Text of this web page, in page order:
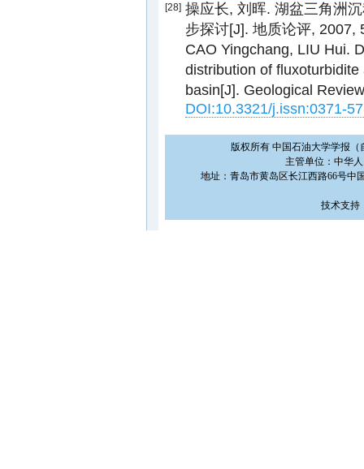
[28] 操应长, 刘晖. 湖盆三角洲
步探讨[J]. 地质论评, 2007,
CAO Yingchang, LIU Hui.
distribution of
basin[J]. Geological
DOI:10.3321/j.issn:0371-